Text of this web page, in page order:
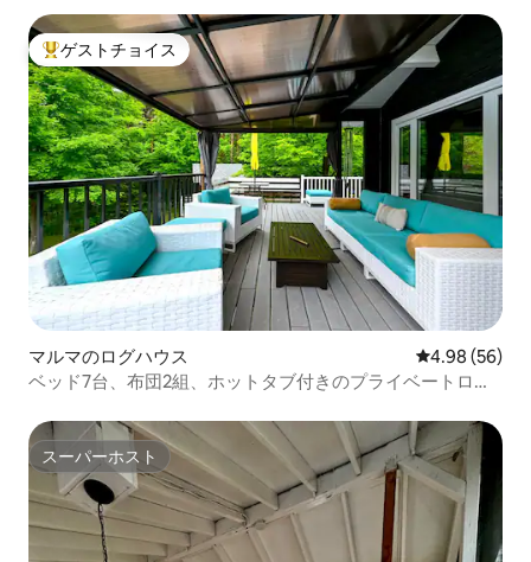
大好評のゲストチョイスです。
ゲストチョイス
マルマのログハウス レビュー56
4.98 (56)
ベッド7台、布団2組、ホットタブ付きのプライベートログ
スーパーホスト
スーパーホスト